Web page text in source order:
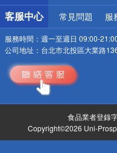
客服中心 常見問題 服
服務時間： 週一至週日 09:00-
公司地址： 台北市北投區大業路
食品業者登錄
Copyright©2026 Uni-